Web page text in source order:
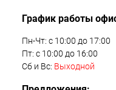
График работы
Пн-Чт: с 10:00 до 17:00
Пт: с 10:00 до 16:00
Сб и Вс: Выходной